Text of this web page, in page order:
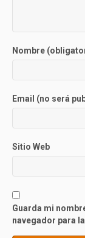
Nombre
Email (no será
Sitio Web
Guarda mi
navegador para